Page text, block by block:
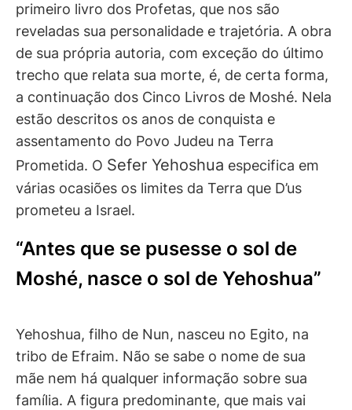
primeiro livro dos Profetas, que nos são
reveladas sua personalidade e trajetória. A obra
de sua própria autoria, com exceção do último
trecho que relata sua morte, é, de certa forma,
a continuação dos Cinco Livros de Moshé. Nela
estão descritos os anos de conquista e
assentamento do Povo Judeu na Terra
Prometida. O Sefer Yehoshua especifica em
várias ocasiões os limites da Terra que D’us
prometeu a Israel.
“Antes que se pusesse o sol de
Moshé, nasce o sol de Yehoshua”
Yehoshua, filho de Nun, nasceu no Egito, na
tribo de Efraim. Não se sabe o nome de sua
mãe nem há qualquer informação sobre sua
família. A figura predominante, que mais vai